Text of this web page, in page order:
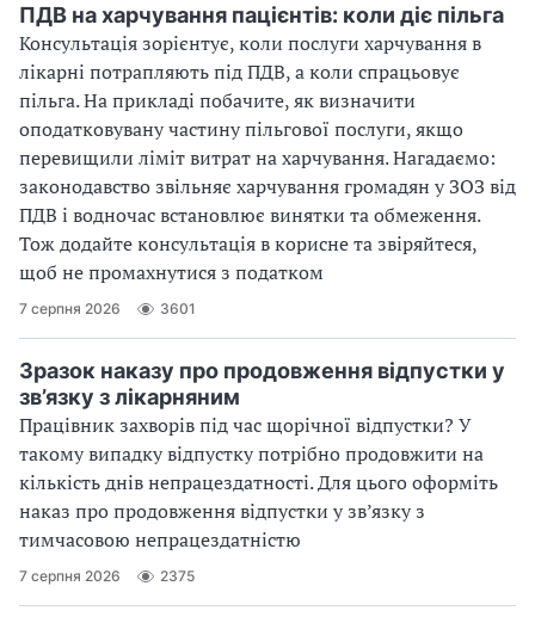
ПДВ на харчування пацієнтів: коли діє пільга
Консультація зорієнтує, коли послуги харчування в
лікарні потрапляють під ПДВ, а коли спрацьовує
пільга. На прикладі побачите, як визначити
оподатковувану частину пільгової послуги, якщо
перевищили ліміт витрат на харчування. Нагадаємо:
законодавство звільняє харчування громадян у ЗОЗ від
ПДВ і водночас встановлює винятки та обмеження.
Тож додайте консультація в корисне та звіряйтеся,
щоб не промахнутися з податком
7 серпня 2026 3601
Зразок наказу про продовження відпустки у
зв’язку з лікарняним
Працівник захворів під час щорічної відпустки? У
такому випадку відпустку потрібно продовжити на
кількість днів непрацездатності. Для цього оформіть
наказ про продовження відпустки у зв’язку з
тимчасовою непрацездатністю
7 серпня 2026 2375